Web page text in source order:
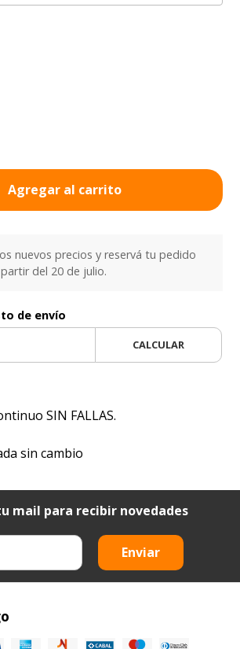
Agregar al carrito
nuevos precios y reservá tu pedido
del 20 de julio.
de envío
CALCULAR
SIN FALLAS.
sin cambio
mail para recibir novedades
Enviar